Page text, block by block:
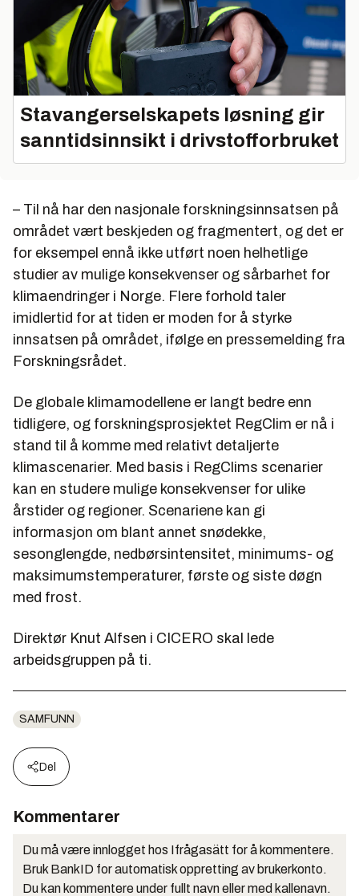
Stavangerselskapets løsning gir
sanntidsinnsikt i drivstofforbruket
– Til nå har den nasjonale forskningsinnsatsen på
området vært beskjeden og fragmentert, og det er
for eksempel ennå ikke utført noen helhetlige
studier av mulige konsekvenser og sårbarhet for
klimaendringer i Norge. Flere forhold taler
imidlertid for at tiden er moden for å styrke
innsatsen på området, ifølge en pressemelding fra
Forskningsrådet.
De globale klimamodellene er langt bedre enn
tidligere, og forskningsprosjektet RegClim er nå i
stand til å komme med relativt detaljerte
klimascenarier. Med basis i RegClims scenarier
kan en studere mulige konsekvenser for ulike
årstider og regioner. Scenariene kan gi
informasjon om blant annet snødekke,
sesonglengde, nedbørsintensitet, minimums- og
maksimumstemperaturer, første og siste døgn
med frost.
Direktør Knut Alfsen i CICERO skal lede
arbeidsgruppen på ti.
SAMFUNN
Del
Kommentarer
Du må være innlogget hos Ifrågasätt for å kommentere.
Bruk BankID for automatisk oppretting av brukerkonto.
Du kan kommentere under fullt navn eller med kallenavn.